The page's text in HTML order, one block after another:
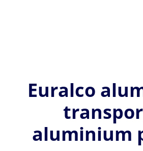
Euralco
aluminium